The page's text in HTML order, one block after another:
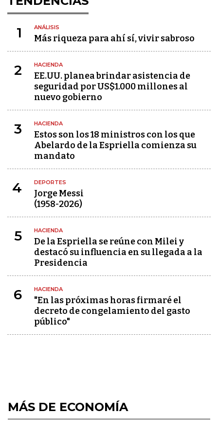
1 ANÁLISIS
Más riqueza para ahí sí, vivir sabroso
2 HACIENDA
EE.UU. planea brindar asistencia de
seguridad por US$1.000 millones al
nuevo gobierno
3 HACIENDA
Estos son los 18 ministros con los que
Abelardo de la Espriella comienza su
mandato
4 DEPORTES
Jorge Messi
(1958-2026)
5 HACIENDA
De la Espriella se reúne con Milei y
destacó su influencia en su llegada a la
Presidencia
6 HACIENDA
"En las próximas horas firmaré el
decreto de congelamiento del gasto
público"
MÁS DE ECONOMÍA